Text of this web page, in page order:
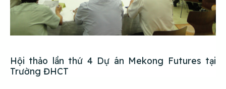
Hội thảo lần thứ 4 Dự án Mekong Futures tại
Trường ĐHCT